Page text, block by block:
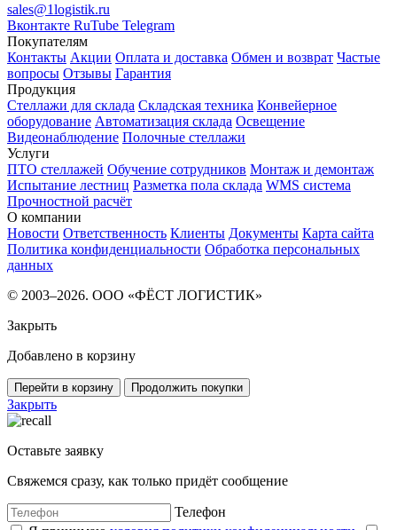
sales@1logistik.ru
Вконтакте RuTube Telegram
Покупателям
Контакты Акции Оплата и доставка Обмен и возврат Частые
вопросы Отзывы Гарантия
Продукция
Стеллажи для склада Складская техника Конвейерное
оборудование Автоматизация склада Освещение
Видеонаблюдение Полочные стеллажи
Услуги
ПТО стеллажей Обучение сотрудников Монтаж и демонтаж
Испытание лестниц Разметка пола склада WMS система
Прочностной расчёт
О компании
Новости Ответственность Клиенты Документы Карта сайта
Политика конфиденциальности Обработка персональных
данных
© 2003–2026. ООО «ФЁСТ ЛОГИСТИК»
Закрыть
Добавлено в корзину
Перейти в корзину Продолжить покупки
Закрыть
Оставьте заявку
Свяжемся сразу, как только придёт сообщение
Телефон